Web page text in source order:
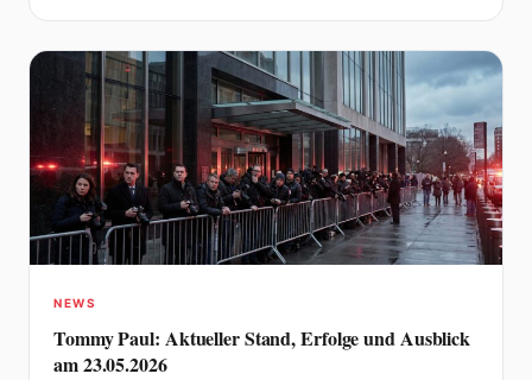
NEWS
Tommy Paul: Aktueller Stand, Erfolge und Ausblick
am 23.05.2026